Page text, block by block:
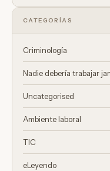
CATEGORÍAS
Criminología
Nadie debería trabajar
Uncategorised
Ambiente laboral
TIC
eLeyendo